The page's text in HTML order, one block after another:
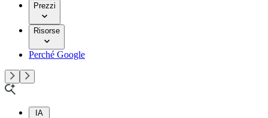
Prezzi
Risorse
Perché Google
IA